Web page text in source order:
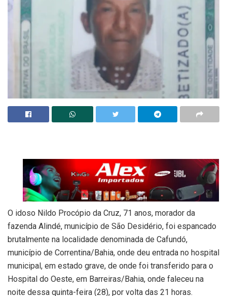
O idoso Nildo Procópio da Cruz, 71 anos, morador da
fazenda Alindé, município de São Desidério, foi espancado
brutalmente na localidade denominada de Cafundó,
município de Correntina/Bahia, onde deu entrada no hospital
municipal, em estado grave, de onde foi transferido para o
Hospital do Oeste, em Barreiras/Bahia, onde faleceu na
noite dessa quinta-feira (28), por volta das 21 horas.